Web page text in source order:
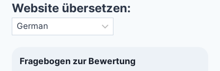
Website übersetzen:
Fragebogen zur Bewertung